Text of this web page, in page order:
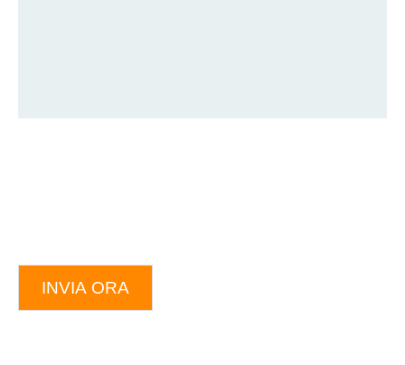
INVIA ORA